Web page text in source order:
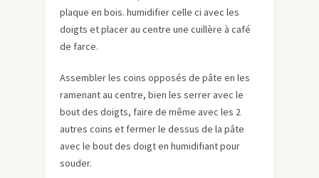
plaque en bois. humidifier celle ci avec les
doigts et placer au centre une cuillère à café
de farce.
Assembler les coins opposés de pâte en les
ramenant au centre, bien les serrer avec le
bout des doigts, faire de même avec les 2
autres coins et fermer le dessus de la pâte
avec le bout des doigt en humidifiant pour
souder.